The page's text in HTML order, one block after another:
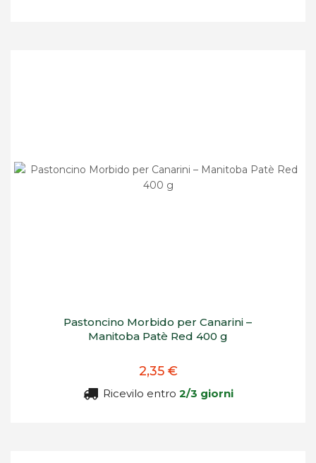
Pastoncino Morbido per Canarini –
Manitoba Patè Red 400 g
2,35 €
Ricevilo entro 2/3 giorni